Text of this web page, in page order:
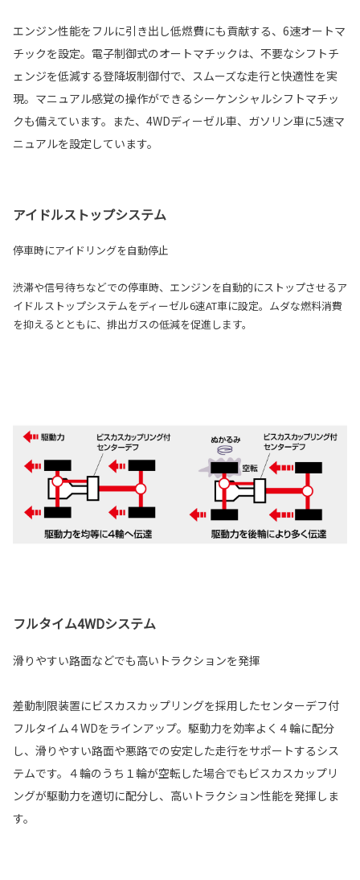
エンジン性能をフルに引き出し低燃費にも貢献する、6速オートマ
チックを設定。電子制御式のオートマチックは、不要なシフトチ
ェンジを低減する登降坂制御付で、スムーズな走行と快適性を実
現。マニュアル感覚の操作ができるシーケンシャルシフトマチッ
クも備えています。また、4WDディーゼル車、ガソリン車に5速マ
ニュアルを設定しています。
アイドルストップシステム
停車時にアイドリングを自動停止
渋滞や信号待ちなどでの停車時、エンジンを自動的にストップさせるア
イドルストップシステムをディーゼル6速AT車に設定。ムダな燃料消費
を抑えるとともに、排出ガスの低減を促進します。
フルタイム4WDシステム
滑りやすい路面などでも高いトラクションを発揮
差動制限装置にビスカスカップリングを採用したセンターデフ付
フルタイム４WDをラインアップ。駆動力を効率よく４輪に配分
し、滑りやすい路面や悪路での安定した走行をサポートするシス
テムです。４輪のうち１輪が空転した場合でもビスカスカップリ
ングが駆動力を適切に配分し、高いトラクション性能を発揮しま
す。